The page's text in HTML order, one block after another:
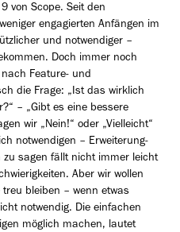
von Scope. Seit den
engagierten Anfängen im
und notwendiger –
Doch immer noch
Feature- und
die Frage: „Ist das wirklich
– „Gibt es eine bessere
wir „Nein!“ oder „Vielleicht“
notwendigen – Erweiterung-
zu sagen fällt nicht immer leicht
Aber wir wollen
bleiben – wenn etwas
notwendig. Die einfachen
möglich machen, lautet